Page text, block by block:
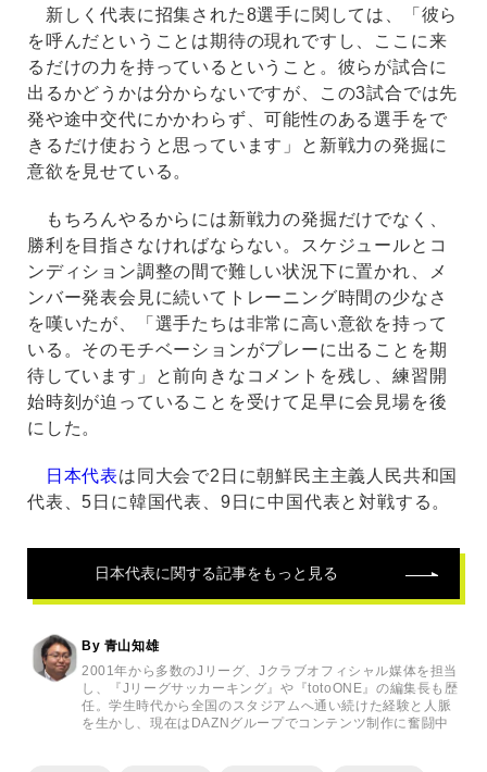
新しく代表に招集された8選手に関しては、「彼ら
を呼んだということは期待の現れですし、ここに来
るだけの力を持っているということ。彼らが試合に
出るかどうかは分からないですが、この3試合では先
発や途中交代にかかわらず、可能性のある選手をで
きるだけ使おうと思っています」と新戦力の発掘に
意欲を見せている。
もちろんやるからには新戦力の発掘だけでなく、
勝利を目指さなければならない。スケジュールとコ
ンディション調整の間で難しい状況下に置かれ、メ
ンバー発表会見に続いてトレーニング時間の少なさ
を嘆いたが、「選手たちは非常に高い意欲を持って
いる。そのモチベーションがプレーに出ることを期
待しています」と前向きなコメントを残し、練習開
始時刻が迫っていることを受けて足早に会見場を後
にした。
日本代表は同大会で2日に朝鮮民主主義人民共和国
代表、5日に韓国代表、9日に中国代表と対戦する。
日本代表に関する記事をもっと見る
By 青山知雄
2001年から多数のJリーグ、Jクラブオフィシャル媒体を担当
し、『Jリーグサッカーキング』や『totoONE』の編集長も歴
任。学生時代から全国のスタジアムへ通い続けた経験と人脈
を生かし、現在はDAZNグループでコンテンツ制作に奮闘中